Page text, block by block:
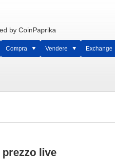
by CoinPaprika
Compra Vendere Exchange
live